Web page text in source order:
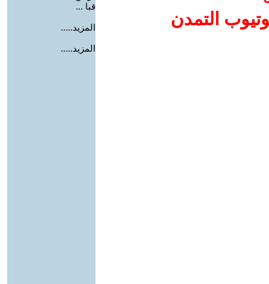
التمدن
قبا ...
المزيد.....
المزيد.....